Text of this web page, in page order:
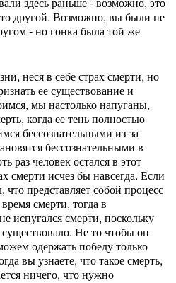
то другой. Возможно, вы были не
- но гонка была той же
неся в себе страх смерти, но
ее существование и
мы настолько напуганы,
когда ее тень полностью
бессознательными из-за
бессознательными в
раз человек остался в этот
смерти исчез бы навсегда. Если
что представляет собой процесс
смерти, тогда в
испугался смерти, поскольку
Не то чтобы он
одержать победу только
вы узнаете, что такое смерть,
ничего, что нужно